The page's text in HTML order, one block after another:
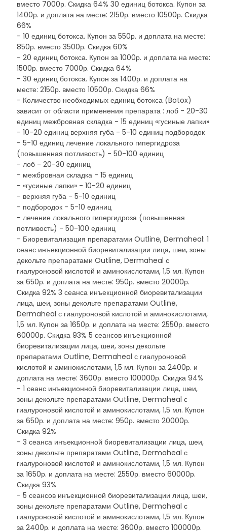
вместо 7000р. Скидка 64% 30 единиц ботокса. Купон за
1400р. и доплата на месте: 2150р. вместо 10500р. Скидка
66%
- 10 единиц ботокса. Купон за 550р. и доплата на месте:
850р. вместо 3500р. Скидка 60%
- 20 единиц ботокса. Купон за 1000р. и доплата на месте:
1500р. вместо 7000р. Скидка 64%
- 30 единиц ботокса. Купон за 1400р. и доплата на
месте: 2150р. вместо 10500р. Скидка 66%
- Количество необходимых единиц ботокса (Botox)
зависит от области применения препарата : лоб - 20-30
единиц межбровная складка - 15 единиц «гусиные лапки»
- 10-20 единиц верхняя губа - 5-10 единиц подбородок
- 5-10 единиц лечение локального гипергидроза
(повышенная потливость) - 50-100 единиц
- лоб - 20-30 единиц
- межбровная складка - 15 единиц
- «гусиные лапки» - 10-20 единиц
- верхняя губа - 5-10 единиц
- подбородок - 5-10 единиц
- лечение локального гипергидроза (повышенная
потливость) - 50-100 единиц
- Биоревитализация препаратами Outline, Dermaheal: 1
сеанс инъекционной биоревитализации лица, шеи, зоны
декольте препаратами Outline, Dermaheal с
гиалуроновой кислотой и аминокислотами, 1,5 мл. Купон
за 650р. и доплата на месте: 950р. вместо 20000р.
Скидка 92% 3 сеанса инъекционной биоревитализации
лица, шеи, зоны декольте препаратами Outline,
Dermaheal с гиалуроновой кислотой и аминокислотами,
1,5 мл. Купон за 1650р. и доплата на месте: 2550р. вместо
60000р. Скидка 93% 5 сеансов инъекционной
биоревитализации лица, шеи, зоны декольте
препаратами Outline, Dermaheal с гиалуроновой
кислотой и аминокислотами, 1,5 мл. Купон за 2400р. и
доплата на месте: 3600р. вместо 100000р. Скидка 94%
- 1 сеанс инъекционной биоревитализации лица, шеи,
зоны декольте препаратами Outline, Dermaheal с
гиалуроновой кислотой и аминокислотами, 1,5 мл. Купон
за 650р. и доплата на месте: 950р. вместо 20000р.
Скидка 92%
- 3 сеанса инъекционной биоревитализации лица, шеи,
зоны декольте препаратами Outline, Dermaheal с
гиалуроновой кислотой и аминокислотами, 1,5 мл. Купон
за 1650р. и доплата на месте: 2550р. вместо 60000р.
Скидка 93%
- 5 сеансов инъекционной биоревитализации лица, шеи,
зоны декольте препаратами Outline, Dermaheal с
гиалуроновой кислотой и аминокислотами, 1,5 мл. Купон
за 2400р. и доплата на месте: 3600р. вместо 100000р.